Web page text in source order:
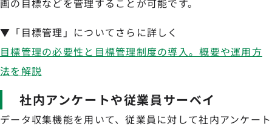
画の目標などを管理することが可能です。
▼「目標管理」についてさらに詳しく
目標管理の必要性と目標管理制度の導入。概要や運用方
法を解説
社内アンケートや従業員サーベイ
データ収集機能を用いて、従業員に対して社内アンケート